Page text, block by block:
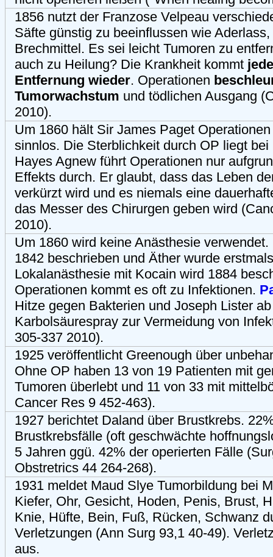
1856 nutzt der Franzose Velpeau
Säfte günstig zu beeinflussen wie
Brechmittel. Es sei leicht Tumoren zu
auch zu Heilung? Die Krankheit kommt
Entfernung wieder. Operationen
Tumorwachstum und tödlichen Ausgang
2010).
Um 1860 hält Sir James Paget
sinnlos. Die Sterblichkeit durch OP liegt
Hayes Agnew führt Operationen nur
Effekts durch. Er glaubt, dass das Leben
verkürzt wird und es niemals eine
das Messer des Chirurgen geben wird
2010).
Um 1860 wird keine Anästhesie
1842 beschrieben und Äther wurde
Lokalanästhesie mit Kocain wird 1884
Operationen kommt es oft zu Infektionen.
Hitze gegen Bakterien und Joseph Lister
Karbolsäurespray zur Vermeidung von
305-337 2010).
1925 veröffentlicht Greenough über
Ohne OP haben 13 von 19 Patienten mit
Tumoren überlebt und 11 von 33 mit
Cancer Res 9 452-463).
1927 berichtet Daland über Brustkrebs.
Brustkrebsfälle (oft geschwächte
5 Jahren ggü. 42% der operierten Fälle
Obstretrics 44 264-268).
1931 meldet Maud Slye Tumorbildung bei
Kiefer, Ohr, Gesicht, Hoden, Penis, Brust,
Knie, Hüfte, Bein, Fuß, Rücken, Schwanz
Verletzungen (Ann Surg 93,1 40-49).
aus.